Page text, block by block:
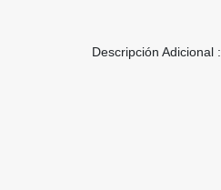
Descripción Adicional :